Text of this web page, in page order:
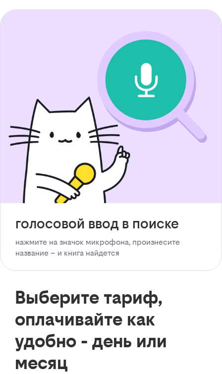
голосовой ввод в поиске
нажмите на значок микрофона, произнесите
название – и книга найдется
Выберите тариф,
оплачивайте как
удобно - день или
месяц